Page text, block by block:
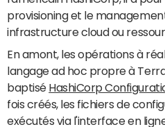
provisioning et le
infrastructure cloud ou
En amont, les opérations à
langage ad hoc propre à
baptisé HashiCorp
fois créés, les fichiers de
exécutés via l'interface en